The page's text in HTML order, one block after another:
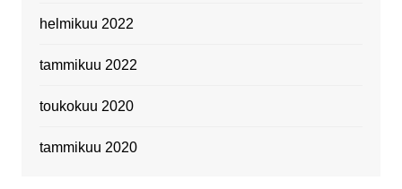
helmikuu 2022
tammikuu 2022
toukokuu 2020
tammikuu 2020